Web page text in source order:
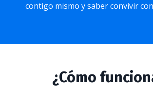
contigo mismo y saber convivir
¿Cómo